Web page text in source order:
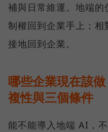
補與日常維運。地端
制權回到企業手上；
接地回到企業。
哪些企業現在該
複性與三個條件
能不能導入地端 AI，